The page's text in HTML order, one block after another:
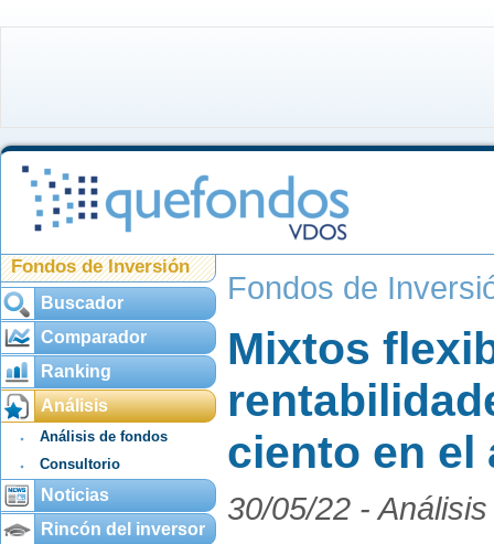
Fondos de Inversión
Buscador
Comparador
Ranking
Análisis
Análisis de fondos
Consultorio
Noticias
Rincón del inversor
Fondos de
Mixtos
ciento en el
30/05/22 -Análisis